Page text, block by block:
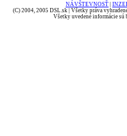
NÁVŠTEVNOSŤ
(C) 2004, 2005 DSL.sk | Všetky práva
Všetky uvedené informácie sú